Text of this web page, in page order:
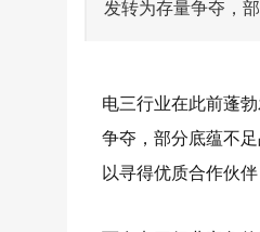
发转为存量争夺，
电三行业在此前蓬
争夺，部分底蕴不
以寻得优质合作伙